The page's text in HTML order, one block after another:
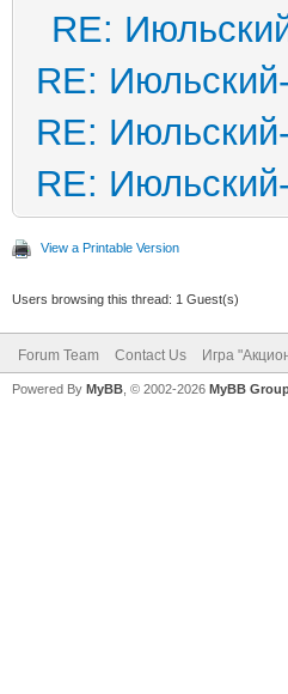
RE:
RE:
RE:
RE:
View a Printable Version
Users browsing this thread: 1 Guest(s)
Forum Team Contact Us Игра
Powered By MyBB , © 2002-2026 MyBB